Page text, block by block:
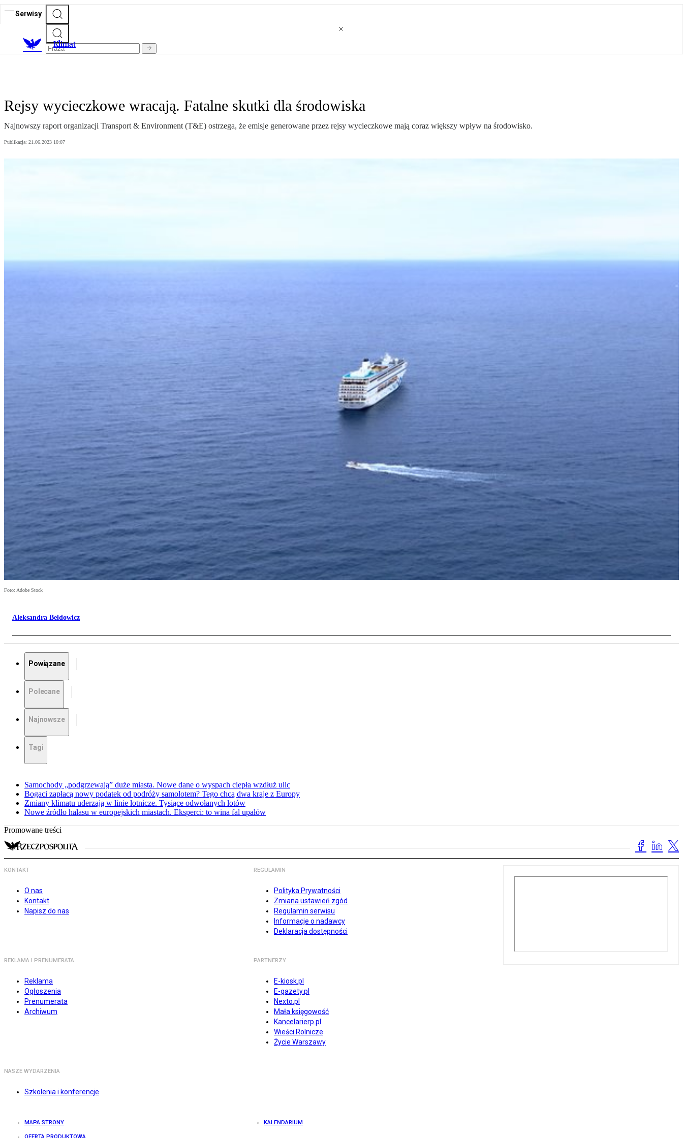
Serwisy
Klimat
Rejsy wycieczkowe wracają. Fatalne skutki dla środowiska
Najnowszy raport organizacji Transport & Environment (T&E) ostrzega, że emisje generowane przez rejsy wycieczkowe mają coraz większy wpływ na środowisko.
Publikacja: 21.06.2023 10:07
Foto: Adobe Stock
Aleksandra Bełdowicz
Powiązane
Polecane
Najnowsze
Tagi
Samochody „podgrzewają” duże miasta. Nowe dane o wyspach ciepła wzdłuż ulic
Bogaci zapłacą nowy podatek od podróży samolotem? Tego chcą dwa kraje z Europy
Zmiany klimatu uderzają w linie lotnicze. Tysiące odwołanych lotów
Nowe źródło hałasu w europejskich miastach. Eksperci: to wina fal upałów
Promowane treści
KONTAKT
O nas
Kontakt
Napisz do nas
REGULAMIN
Polityka Prywatności
Zmiana ustawień zgód
Regulamin serwisu
Informacje o nadawcy
Deklaracja dostępności
REKLAMA I PRENUMERATA
Reklama
Ogłoszenia
Prenumerata
Archiwum
PARTNERZY
E-kiosk.pl
E-gazety.pl
Nexto.pl
Mała księgowość
Kancelarierp.pl
Wieści Rolnicze
Życie Warszawy
NASZE WYDARZENIA
Szkolenia i konferencje
MAPA STRONY KALENDARIUM